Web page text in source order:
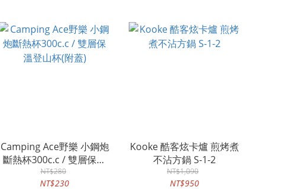
Camping Ace野樂 小鋼炮
斷熱杯300c.c / 雙層保溫
登山杯(附蓋)
NT$280
NT$230
Kooke 酷客炫卡爐 煎烤煮
不沾方鍋 S-1-2
NT$1,090
NT$950